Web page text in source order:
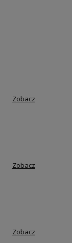
Zobacz
Zobacz
Zobacz